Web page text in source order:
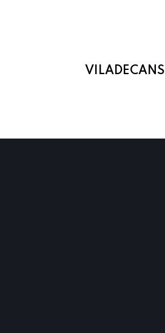
VILADECANS